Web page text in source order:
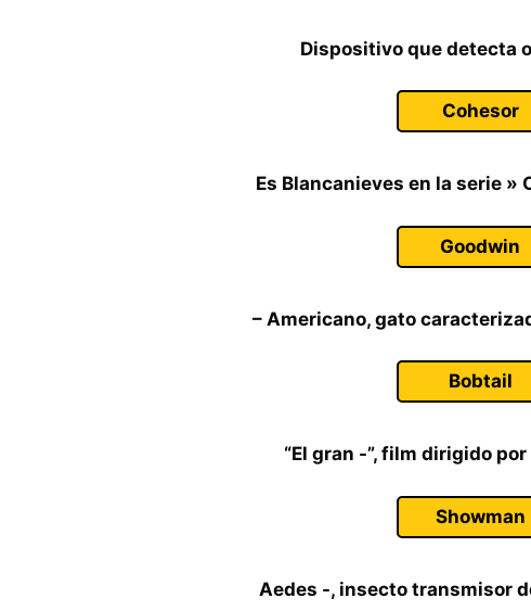
Dispositivo que detecta
Cohesor
Es Blancanieves en la serie »
Goodwin
– Americano, gato
Bobtail
“El gran -”, film dirigido
Showman
Aedes -, insecto transmisor